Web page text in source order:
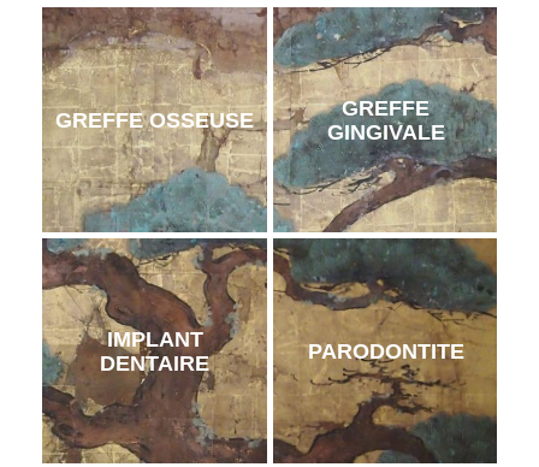
GREFFE OSSEUSE
GREFFE
GINGIVALE
IMPLANT
DENTAIRE
PARODONTITE